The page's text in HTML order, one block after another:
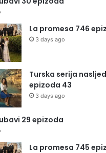
La promesa 746
3 days ago
Turska serija
epizoda 43
3 days ago
29 epizoda
La promesa 745